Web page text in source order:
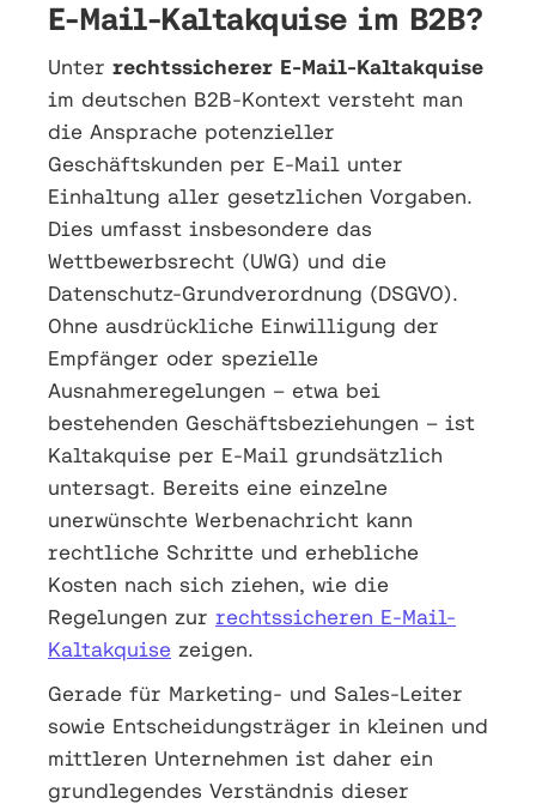
E-Mail-Kaltakquise im B2B?
Unter rechtssicherer E-Mail-Kaltakquise
im deutschen B2B-Kontext versteht man
die Ansprache potenzieller
Geschäftskunden per E-Mail unter
Einhaltung aller gesetzlichen Vorgaben.
Dies umfasst insbesondere das
Wettbewerbsrecht (UWG) und die
Datenschutz-Grundverordnung (DSGVO).
Ohne ausdrückliche Einwilligung der
Empfänger oder spezielle
Ausnahmeregelungen – etwa bei
bestehenden Geschäftsbeziehungen – ist
Kaltakquise per E-Mail grundsätzlich
untersagt. Bereits eine einzelne
unerwünschte Werbenachricht kann
rechtliche Schritte und erhebliche
Kosten nach sich ziehen, wie die
Regelungen zur rechtssicheren E-Mail-
Kaltakquise zeigen.
Gerade für Marketing- und Sales-Leiter
sowie Entscheidungsträger in kleinen und
mittleren Unternehmen ist daher ein
grundlegendes Verständnis dieser